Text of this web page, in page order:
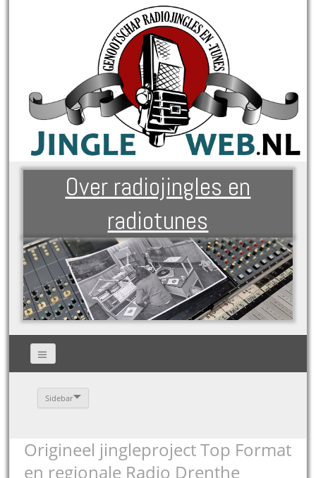
Over radiojingles en
radiotunes
Sidebar
Origineel jingleproject Top Format
en regionale Radio Drenthe